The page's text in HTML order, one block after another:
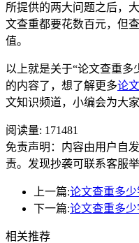
所提供的两大问题之后，
文查重都要花数百元，但
值。
以上就是关于“论文查重多
的内容了，想了解更多论
文知识频道，小编会为大
阅读量: 171481
免责声明：内容由用户自
责。发现抄袭可联系客服
上一篇:论文查重多
下一篇:论文查重多
相关推荐